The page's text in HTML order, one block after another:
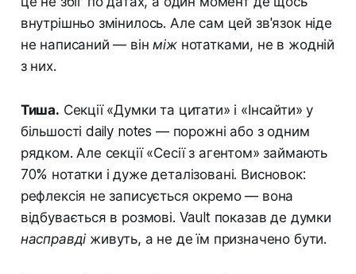
внутрішньо змінилось. Але сам цей зв'язок ніде
не написаний — вінміжнотатками, не в жодній
з них.
Тиша. Секції «Думки та цитати» і «Інсайти» у
більшості daily notes — порожні або з одним
рядком. Але секції «Сесії з агентом» займають
70% нотатки і дуже деталізовані. Висновок:
рефлексія не записується окремо — вона
відбувається в розмові. Vault показав де думки
насправді живуть, а не де їм призначено бути.